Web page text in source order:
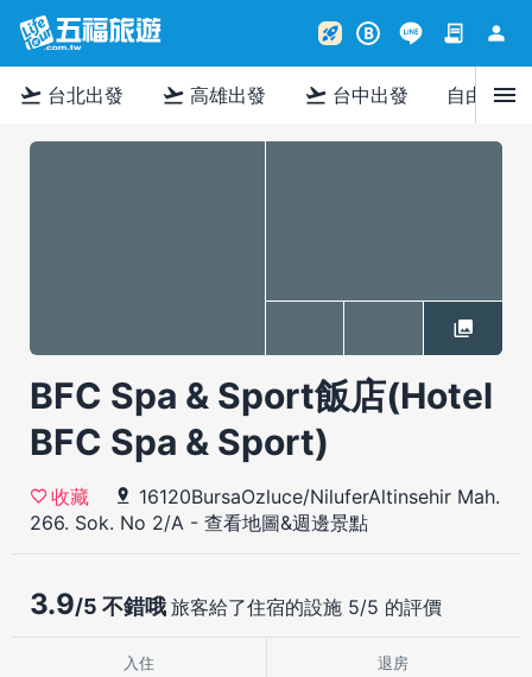
rocket_launch B contract person
flight_takeoff 台北出發 flight_takeoff 高雄出發 flight_takeoff 台中出發 自由行menu
BFC Spa & Sport飯店(Hotel
BFC Spa & Sport)
收藏
16120BursaOzluce/NiluferAltinsehir Mah.
266. Sok. No 2/A - 查看地圖&週邊景點
3.9/5 不錯哦 旅客給了住宿的設施 5/5 的評價
入住 退房